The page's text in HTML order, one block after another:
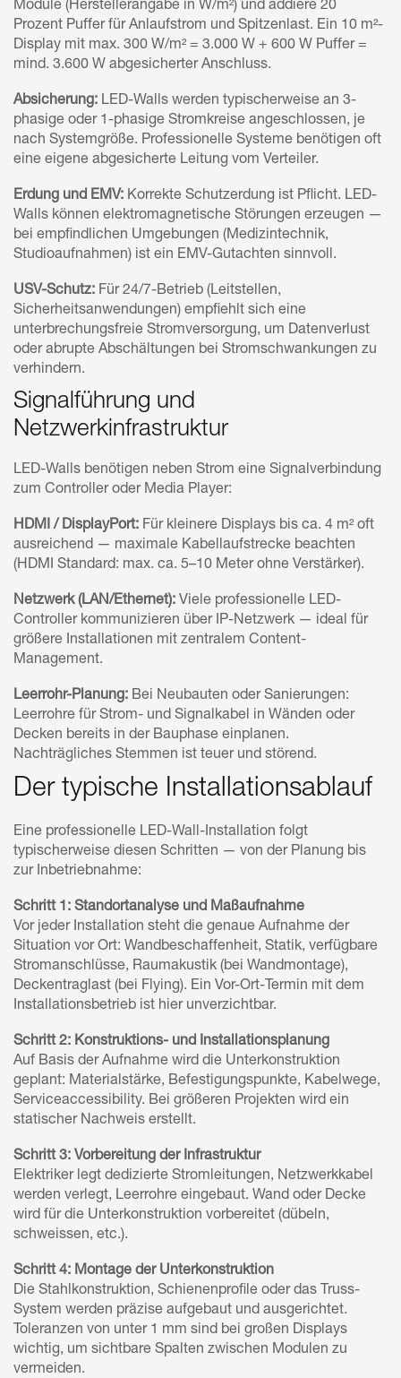
Module (Herstellerangabe in W/m²) und addiere 20
Prozent Puffer für Anlaufstrom und Spitzenlast. Ein 10 m²-
Display mit max. 300 W/m² = 3.000 W + 600 W Puffer =
mind. 3.600 W abgesicherter Anschluss.
Absicherung: LED-Walls werden typischerweise an 3-
phasige oder 1-phasige Stromkreise angeschlossen, je
nach Systemgröße. Professionelle Systeme benötigen oft
eine eigene abgesicherte Leitung vom Verteiler.
Erdung und EMV: Korrekte Schutzerdung ist Pflicht. LED-
Walls können elektromagnetische Störungen erzeugen —
bei empfindlichen Umgebungen (Medizintechnik,
Studioaufnahmen) ist ein EMV-Gutachten sinnvoll.
USV-Schutz: Für 24/7-Betrieb (Leitstellen,
Sicherheitsanwendungen) empfiehlt sich eine
unterbrechungsfreie Stromversorgung, um Datenverlust
oder abrupte Abschältungen bei Stromschwankungen zu
verhindern.
Signalführung und
Netzwerkinfrastruktur
LED-Walls benötigen neben Strom eine Signalverbindung
zum Controller oder Media Player:
HDMI / DisplayPort: Für kleinere Displays bis ca. 4 m² oft
ausreichend — maximale Kabellaufstrecke beachten
(HDMI Standard: max. ca. 5–10 Meter ohne Verstärker).
Netzwerk (LAN/Ethernet): Viele professionelle LED-
Controller kommunizieren über IP-Netzwerk — ideal für
größere Installationen mit zentralem Content-
Management.
Leerrohr-Planung: Bei Neubauten oder Sanierungen:
Leerrohre für Strom- und Signalkabel in Wänden oder
Decken bereits in der Bauphase einplanen.
Nachträgliches Stemmen ist teuer und störend.
Der typische Installationsablauf
Eine professionelle LED-Wall-Installation folgt
typischerweise diesen Schritten — von der Planung bis
zur Inbetriebnahme:
Schritt 1: Standortanalyse und Maßaufnahme
Vor jeder Installation steht die genaue Aufnahme der
Situation vor Ort: Wandbeschaffenheit, Statik, verfügbare
Stromanschlüsse, Raumakustik (bei Wandmontage),
Deckentraglast (bei Flying). Ein Vor-Ort-Termin mit dem
Installationsbetrieb ist hier unverzichtbar.
Schritt 2: Konstruktions- und Installationsplanung
Auf Basis der Aufnahme wird die Unterkonstruktion
geplant: Materialstärke, Befestigungspunkte, Kabelwege,
Serviceaccessibility. Bei größeren Projekten wird ein
statischer Nachweis erstellt.
Schritt 3: Vorbereitung der Infrastruktur
Elektriker legt dedizierte Stromleitungen, Netzwerkkabel
werden verlegt, Leerrohre eingebaut. Wand oder Decke
wird für die Unterkonstruktion vorbereitet (dübeln,
schweissen, etc.).
Schritt 4: Montage der Unterkonstruktion
Die Stahlkonstruktion, Schienenprofile oder das Truss-
System werden präzise aufgebaut und ausgerichtet.
Toleranzen von unter 1 mm sind bei großen Displays
wichtig, um sichtbare Spalten zwischen Modulen zu
vermeiden.